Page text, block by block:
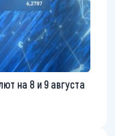
на 8 и 9 августа